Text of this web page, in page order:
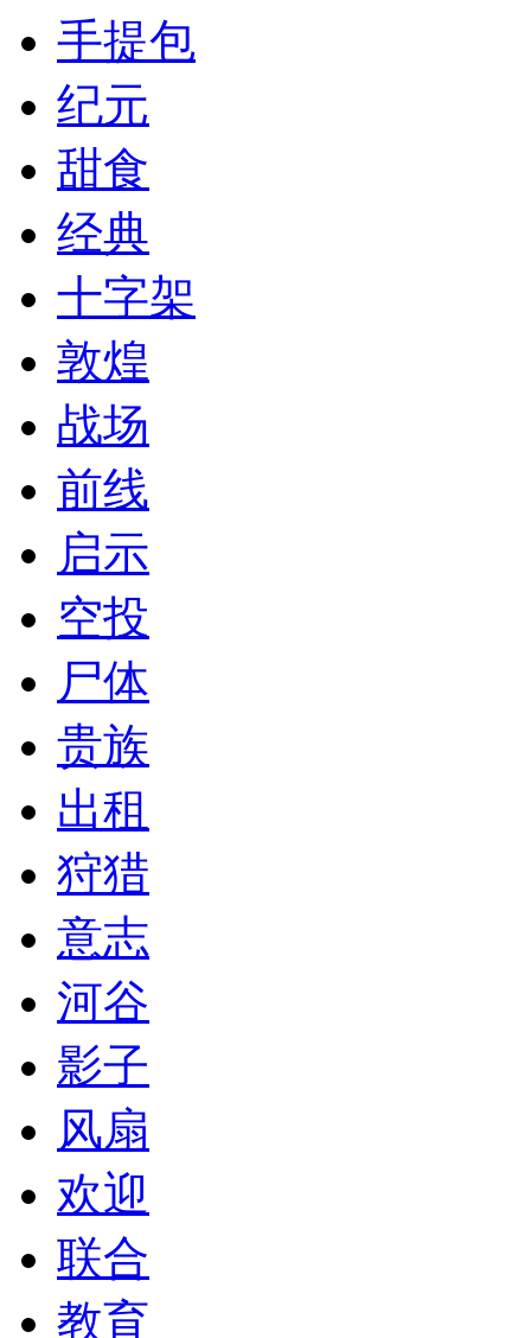
手提包
纪元
甜食
经典
十字架
敦煌
战场
前线
启示
空投
尸体
贵族
出租
狩猎
意志
河谷
影子
风扇
欢迎
联合
教育